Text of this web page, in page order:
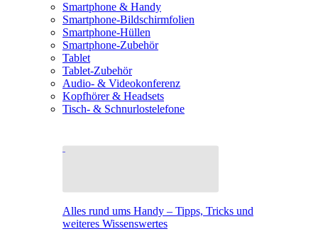
Smartphone & Handy
Smartphone-Bildschirmfolien
Smartphone-Hüllen
Smartphone-Zubehör
Tablet
Tablet-Zubehör
Audio- & Videokonferenz
Kopfhörer & Headsets
Tisch- & Schnurlostelefone
Alles rund ums Handy – Tipps, Tricks und
weiteres Wissenswertes